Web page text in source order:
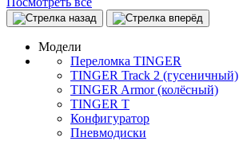
Модели
Переломка TINGER
TINGER Track 2 (гусеничный)
TINGER Armor (колёсный)
TINGER T
Конфигуратор
Пневмодиски